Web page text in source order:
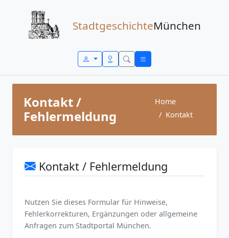
StadtgeschichteMünchen
Kontakt /
Fehlermeldung
Home
Kontakt
Kontakt / Fehlermeldung
Nutzen Sie dieses Formular für Hinweise,
Fehlerkorrekturen, Ergänzungen oder allgemeine
Anfragen zum Stadtportal München.